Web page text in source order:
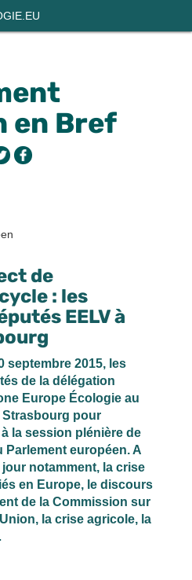
en Bref
de
: les
EELV à
septembre 2015, les
de la délégation
Europe Écologie au
Strasbourg pour
la session plénière de
Parlement européen. A
jour notamment, la crise
en Europe, le discours
de la Commission sur
la crise agricole, la